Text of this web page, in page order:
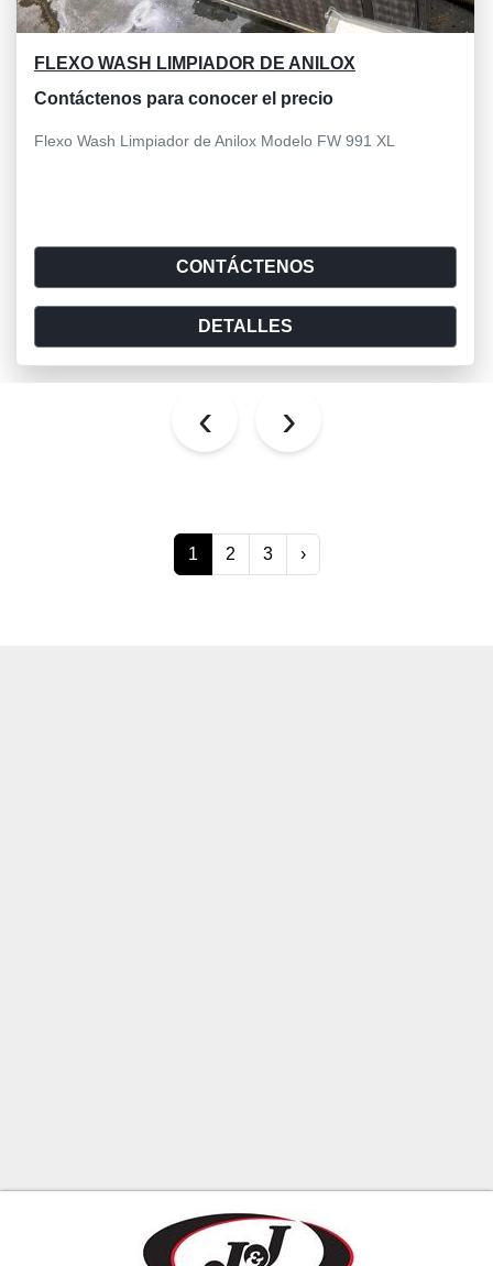
FLEXO WASH LIMPIADOR DE ANILOX
Contáctenos para conocer el precio
Flexo Wash Limpiador de Anilox Modelo FW 991 XL
CONTÁCTENOS
DETALLES
‹ ›
1 2 3 ›